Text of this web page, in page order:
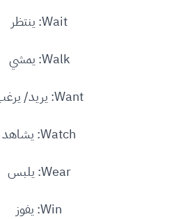
Wait: ينتظر
Walk: يمشي
Want: يريد/ يرغب
Watch: يشاهد
Wear: يلبس
Win: يفوز